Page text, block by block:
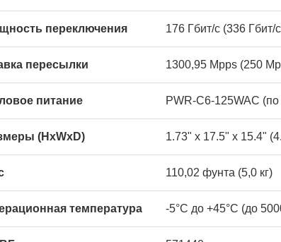
переключения 176 Гбит/с (336
пересылки 1300,95 Mpps (250
питание PWR-C6-125WAC
(HxWxD) 1.73" x 17.5" x 15.4"
110,02 фунта (5,0 кг)
температура -5°C до +45°C (до